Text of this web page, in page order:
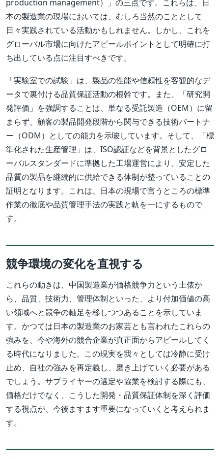
production management）」の三点です。これらは、日
本の製造業の現場においては、むしろ当然のこととして
日々実践されている活動かもしれません。しかし、これを
グローバル市場に向けたアピールポイントとして明確に打
ち出している点に注目すべきです。
「実験室での試験」は、製品の性能や信頼性を客観的なデ
ータで裏付ける品質保証活動の根幹です。また、「研究開
発評価」を強調することは、単なる受託製造（OEM）に留
まらず、顧客の製品開発段階から関与できる技術パートナ
ー（ODM）としての能力を示唆しています。そして、「標
準化された生産管理」は、ISO認証などを背景としたグロ
ーバルスタンダードに準拠した工場運営により、安定した
品質の製品を継続的に供給できる体制が整っていることの
証明となります。これは、日本の現場で言うところの標準
作業の徹底や品質管理手法の実践と軌を一にするもので
す。
競争環境の変化を直視する
これらの動きは、中国製造業が価格競争力という土俵か
ら、品質、技術力、管理体制といった、より付加価値の高
い領域へと競争の軸足を移しつつあることを示していま
す。かつては日本の製造業のお家芸とも言われたこれらの
強みを、今や海外の競合企業が真正面からアピールしてく
る時代になりました。この現実を我々としては冷静に受け
止め、自社の強みを再定義し、磨き上げていく必要がある
でしょう。サプライヤーの選定や協業を検討する際にも、
価格だけでなく、こうした開発・品質保証体制を深く評価
する視点が、今後ますます重要になっていくと考えられま
す。